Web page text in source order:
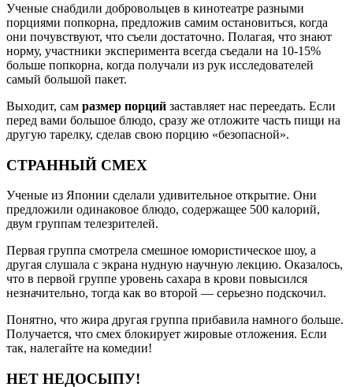
Ученые снабдили добровольцев в кинотеатре разными
порциями попкорна, предложив самим остановиться, когда
они почувствуют, что съели достаточно. Полагая, что знают
норму, участники эксперимента всегда съедали на 10-15%
больше попкорна, когда получали из рук исследователей
самый большой пакет.
Выходит, сам размер порций заставляет нас переедать. Если
перед вами большое блюдо, сразу же отложите часть пищи на
другую тарелку, сделав свою порцию «безопасной».
СТРАННЫЙ СМЕХ
Ученые из Японии сделали удивительное открытие. Они
предложили одинаковое блюдо, содержащее 500 калорий,
двум группам телезрителей.
Первая группа смотрела смешное юмористическое шоу, а
другая слушала с экрана нудную научную лекцию. Оказалось,
что в первой группе уровень сахара в крови повысился
незначительно, тогда как во второй — серьезно подскочил.
Понятно, что жира другая группа прибавила намного больше.
Получается, что смех блокирует жировые отложения. Если
так, налегайте на комедии!
НЕТ НЕДОСЫПУ!